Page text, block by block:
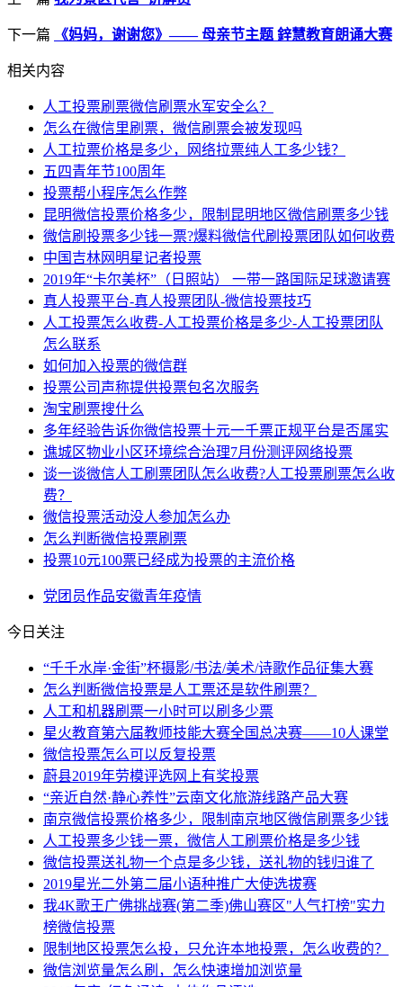
下一篇 《妈妈，谢谢您》—— 母亲节主题 鋅慧教育朗诵大赛
相关内容
人工投票刷票微信刷票水军安全么？
怎么在微信里刷票，微信刷票会被发现吗
人工拉票价格是多少，网络拉票纯人工多少钱？
五四青年节100周年
投票帮小程序怎么作弊
昆明微信投票价格多少，限制昆明地区微信刷票多少钱
微信刷投票多少钱一票?爆料微信代刷投票团队如何收费
中国吉林网明星记者投票
2019年“卡尔美杯”（日照站） 一带一路国际足球邀请赛
真人投票平台-真人投票团队-微信投票技巧
人工投票怎么收费-人工投票价格是多少-人工投票团队
怎么联系
如何加入投票的微信群
投票公司声称提供投票包名次服务
淘宝刷票搜什么
多年经验告诉你微信投票十元一千票正规平台是否属实
谯城区物业小区环境综合治理7月份测评网络投票
谈一谈微信人工刷票团队怎么收费?人工投票刷票怎么收
费？
微信投票活动没人参加怎么办
怎么判断微信投票刷票
投票10元100票已经成为投票的主流价格
党团员作品安徽青年疫情
今日关注
“千千水岸·金街”杯摄影/书法/美术/诗歌作品征集大赛
怎么判断微信投票是人工票还是软件刷票？
人工和机器刷票一小时可以刷多少票
星火教育第六届教师技能大赛全国总决赛——10人课堂
微信投票怎么可以反复投票
蔚县2019年劳模评选网上有奖投票
“亲近自然·静心养性”云南文化旅游线路产品大赛
南京微信投票价格多少，限制南京地区微信刷票多少钱
人工投票多少钱一票，微信人工刷票价格是多少钱
微信投票送礼物一个点是多少钱，送礼物的钱归谁了
2019星光二外第二届小语种推广大使选拔赛
我4K歌王广佛挑战赛(第二季)佛山赛区"人气打榜"实力
榜微信投票
限制地区投票怎么投，只允许本地投票，怎么收费的？
微信浏览量怎么刷，怎么快速增加浏览量